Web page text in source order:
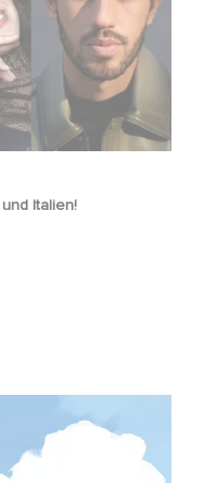
Italien!